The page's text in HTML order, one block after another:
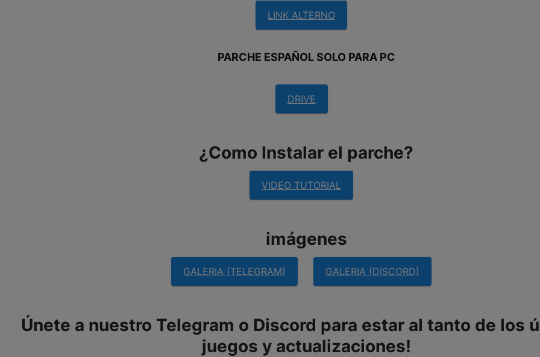
LINK ALTERNO
PARCHE ESPAÑOL SOLO PARA PC
DRIVE
¿Como Instalar el parche?
VIDEO TUTORIAL
imágenes
GALERIA (TELEGRAM) GALERIA (DISCORD)
Únete a nuestro Telegram o Discord para estar al tanto de los
juegos y actualizaciones!